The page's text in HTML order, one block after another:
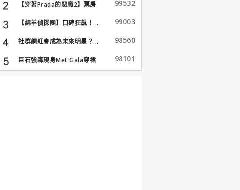
【穿著Prada的惡魔2】票房
99532
【綿羊偵探團】口碑狂飆！... 99003
社群網紅會成為未來明星？... 98560
巨石強森現身Met Gala穿裙
子...
98101